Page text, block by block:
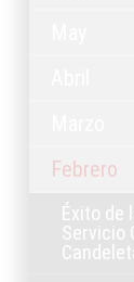
Febrero
Éxito de
Servicio